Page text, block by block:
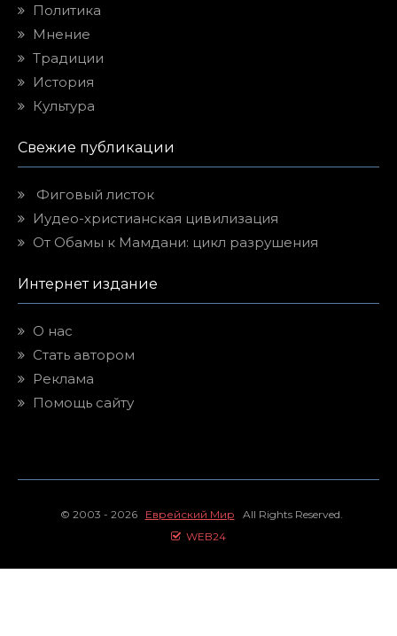
Политика
Мнение
Традиции
История
Культура
Свежие публикации
Фиговый листок
Иудео-христианская цивилизация
От Обамы к Мамдани: цикл разрушения
Интернет издание
О нас
Стать автором
Реклама
Помощь сайту
© 2003 - 2026 Еврейский Мир All Rights Reserved.
WEB24